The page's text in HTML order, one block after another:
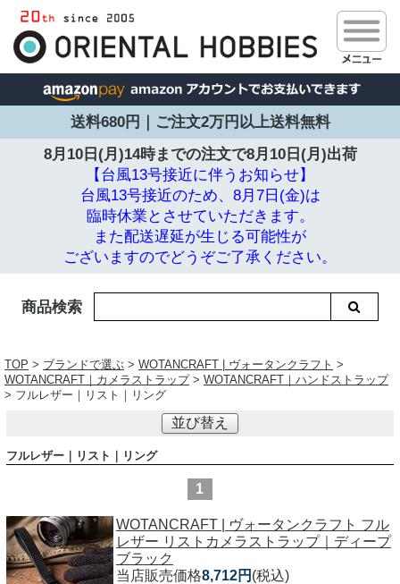
送料680円｜ご注文2万円以上送料無料
8月10日(月)14時までの注文で8月10日(月)出荷
【台風13号接近に伴うお知らせ】
台風13号接近のため、8月7日(金)は
臨時休業とさせていただきます。
また配送遅延が生じる可能性が
ございますのでどうぞご了承ください。
商品検索
TOP > ブランドで選ぶ > WOTANCRAFT | ヴォータンクラフト >
WOTANCRAFT｜カメラストラップ> WOTANCRAFT｜ハンドストラップ
> フルレザー｜リスト｜リング
並び替え
フルレザー｜リスト｜リング
1
WOTANCRAFT | ヴォータンクラフト フル
レザー リストカメラストラップ｜ディープ
ブラック
当店販売価格8,712円 (税込)